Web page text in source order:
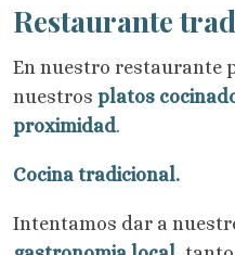
Restaurante
En nuestro restaurante
nuestros platos
proximidad.
Cocina tradicional.
Intentamos dar a